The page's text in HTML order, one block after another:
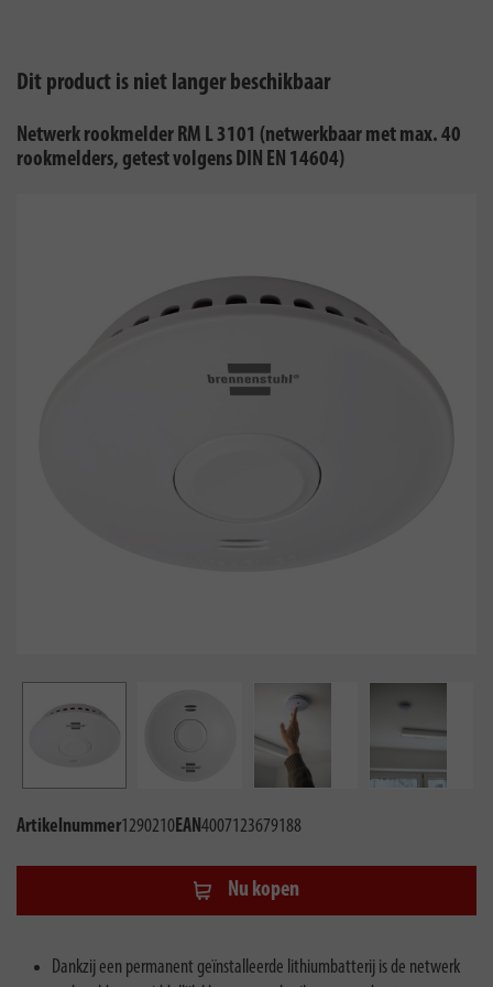
Dit product is niet langer beschikbaar
Netwerk rookmelder RM L 3101 (netwerkbaar met max. 40
rookmelders, getest volgens DIN EN 14604)
Artikelnummer1290210EAN4007123679188
Nu kopen
Dankzij een permanent geïnstalleerde lithiumbatterij is de netwerk